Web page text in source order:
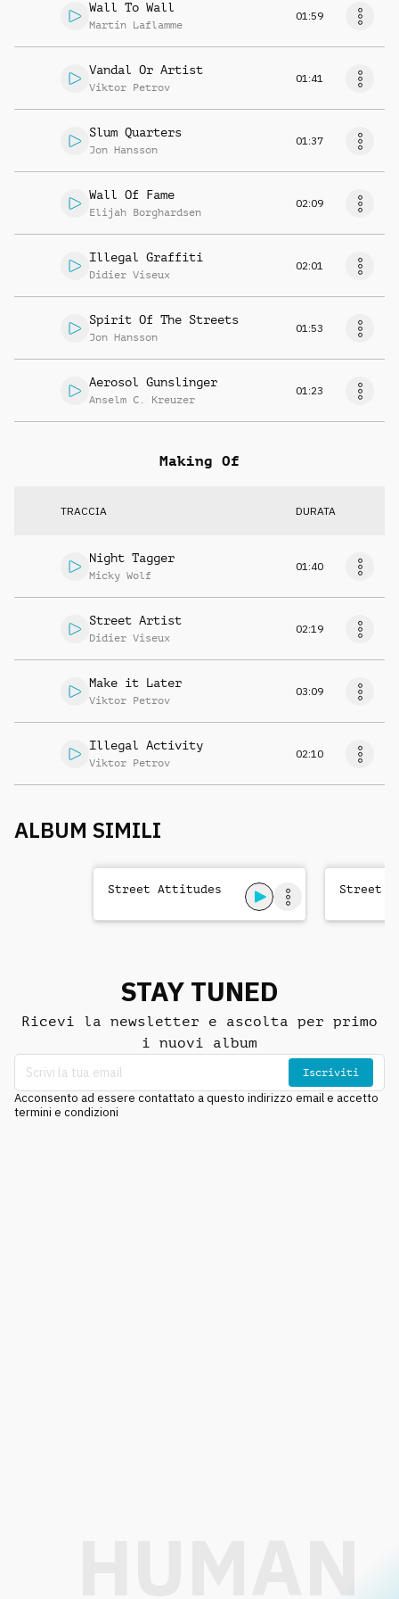
Wall To Wall
Martin Laflamme
01:59
Vandal Or Artist
Viktor Petrov
01:41
Slum Quarters
Jon Hansson
01:37
Wall Of Fame
Elijah Borghardsen
02:09
Illegal Graffiti
Didier Viseux
02:01
Spirit Of The Streets
Jon Hansson
01:53
Aerosol Gunslinger
Anselm C. Kreuzer
01:23
Making Of
TRACCIA DURATA
Night Tagger
Micky Wolf
01:40
Street Artist
Didier Viseux
02:19
Make it Later
Viktor Petrov
03:09
Illegal Activity
Viktor Petrov
02:10
ALBUM SIMILI
Street Attitudes Street
STAY TUNED
Ricevi la newsletter e ascolta per primo
i nuovi album
Iscriviti
Acconsento ad essere contattato a questo indirizzo email e accetto
termini e condizioni